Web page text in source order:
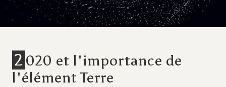
2 020 et l'importance de
l'élément Terre